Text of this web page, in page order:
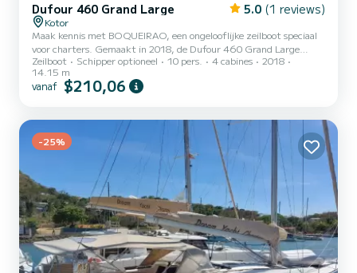
Dufour 460 Grand Large 5.0 (1 reviews)
Kotor
Maak kennis met BOQUEIRAO, een ongelooflijke zeilboot speciaal
voor charters. Gemaakt in 2018, de Dufour 460 Grand Large
brengt u naar de mooiste ankerplaatsen in Kotor. U gaat een
uitzonderlijke cruise maken op deze zeilboot van 14 meter. U kunt
maximaal 10 passagiers ontvangen tijdens het cruisen en
volgende apparatuur: Automatische piloot, Buitenboordmotor,
Luidsprekers,...
Zeilboot Schipper optioneel 10 pers. 4 cabines
2018
14.15 m
vanaf $210,06
-25%